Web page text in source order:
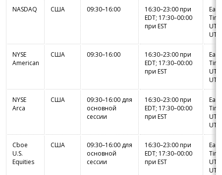
NASDAQ США 09:30–16:00
16:30–23:00 при
EDT; 17:30–00:00
при EST
NYSE
American
США 09:30–16:00
16:30–23:00 при
EDT; 17:30–00:00
при EST
NYSE
Arca
США
09:30–16:00 для
основной
сессии
16:30–23:00 при
EDT; 17:30–00:00
при EST
Cboe
U.S.
Equities
США
09:30–16:00 для
основной
сессии
16:30–23:00 при
EDT; 17:30–00:00
при EST